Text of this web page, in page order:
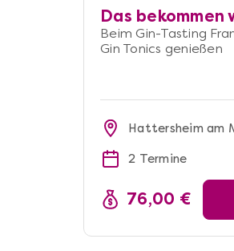
Das bekommen
Beim Gin-Tasting
Gin Tonics genießen
Hattersheim am
2 Termine
76,00 €